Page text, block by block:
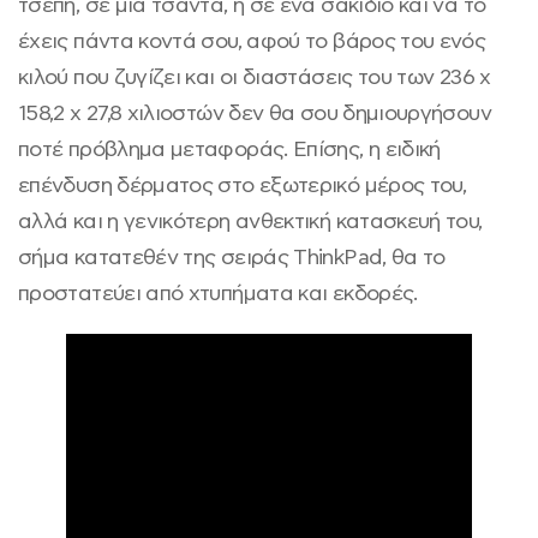
τσέπη, σε μια τσάντα, ή σε ένα σακίδιο και να το
έχεις πάντα κοντά σου, αφού το βάρος του ενός
κιλού που ζυγίζει και οι διαστάσεις του των 236 x
158,2 x 27,8 χιλιοστών δεν θα σου δημιουργήσουν
ποτέ πρόβλημα μεταφοράς. Επίσης, η ειδική
επένδυση δέρματος στο εξωτερικό μέρος του,
αλλά και η γενικότερη ανθεκτική κατασκευή του,
σήμα κατατεθέν της σειράς ThinkPad, θα το
προστατεύει από χτυπήματα και εκδορές.